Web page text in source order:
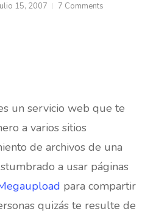
15, 2007 7 Comments
un servicio web que te
a varios sitios
de archivos de una
a usar páginas
para compartir
quizás te resulte de